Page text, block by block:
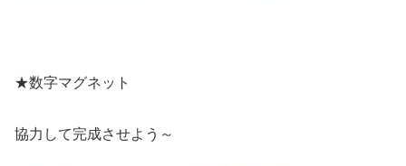
★数字マグネット
協力して完成させよう～